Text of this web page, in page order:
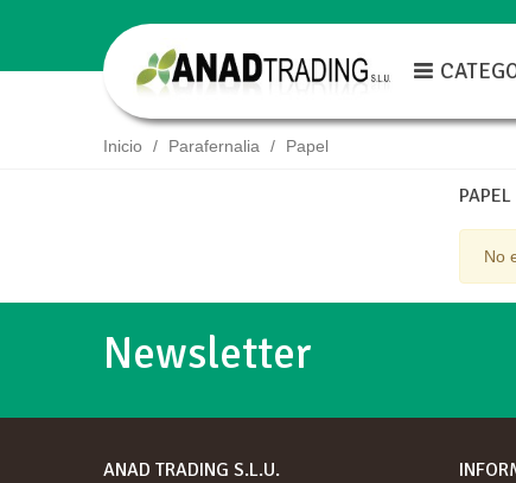
Inicio / Parafernalia / Papel
PAPEL
No
Newsletter
ANAD TRADING S.L.U.